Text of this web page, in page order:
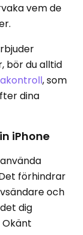
vem de
bör du alltid
, som
dina
iPhone
förhindrar
och
dig